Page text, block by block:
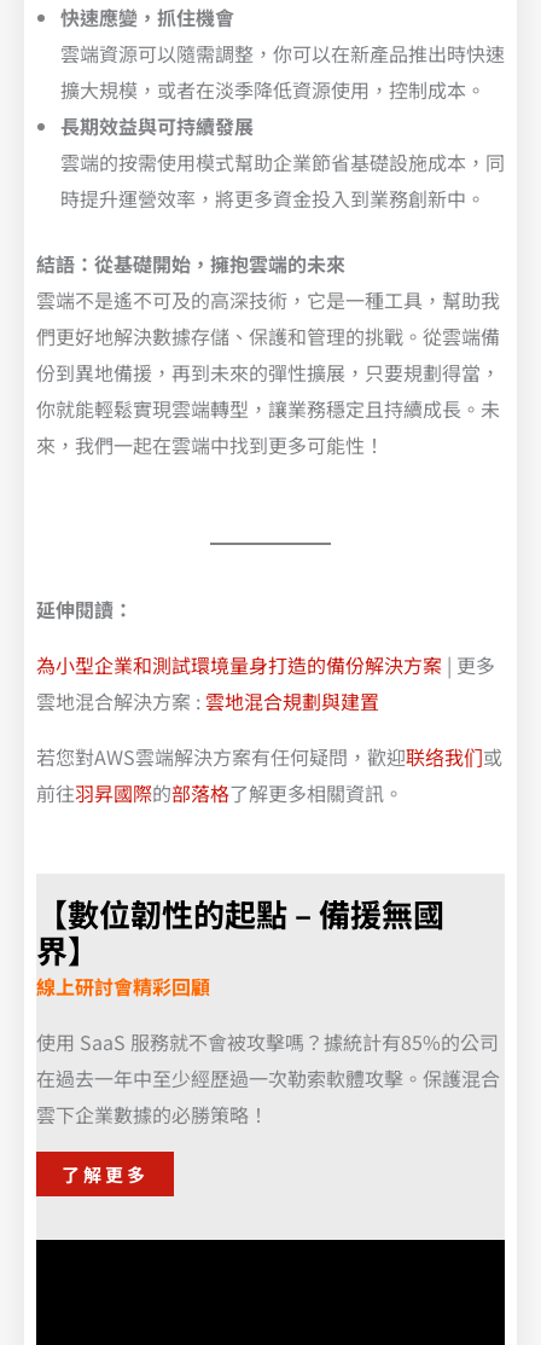
快速應變，抓住機會
雲端資源可以隨需調整，你可以在新產品推出時快速
擴大規模，或者在淡季降低資源使用，控制成本。
長期效益與可持續發展
雲端的按需使用模式幫助企業節省基礎設施成本，同
時提升運營效率，將更多資金投入到業務創新中。
結語：從基礎開始，擁抱雲端的未來
雲端不是遙不可及的高深技術，它是一種工具，幫助我
們更好地解決數據存儲、保護和管理的挑戰。從雲端備
份到異地備援，再到未來的彈性擴展，只要規劃得當，
你就能輕鬆實現雲端轉型，讓業務穩定且持續成長。未
來，我們一起在雲端中找到更多可能性！
延伸閱讀：
為小型企業和測試環境量身打造的備份解決方案 | 更多
雲地混合解決方案 :雲地混合規劃與建置
若您對AWS雲端解決方案有任何疑問，歡迎联络我们或
前往羽昇國際的部落格了解更多相關資訊。
【數位韌性的起點 – 備援無國
界】
線上研討會精彩回顧
使用 SaaS 服務就不會被攻擊嗎？據統計有85%的公司
在過去一年中至少經歷過一次勒索軟體攻擊。保護混合
雲下企業數據的必勝策略！
了解更多